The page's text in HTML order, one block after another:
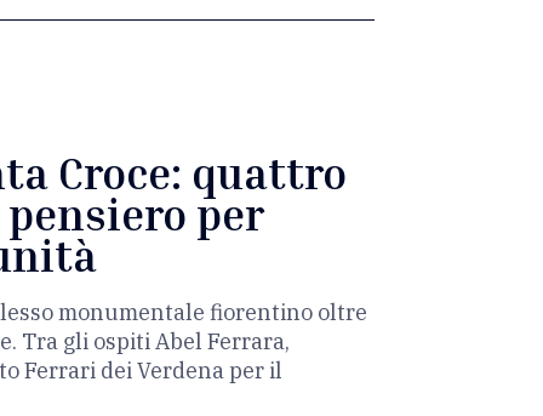
Croce: quattro
per
monumentale fiorentino oltre
Tra gli ospiti Abel Ferrara,
Ferrari dei Verdena per il